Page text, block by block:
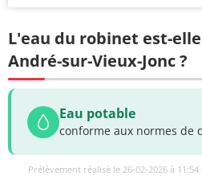
L'eau du robinet est-
André-sur-Vieux-Jonc ?
Eau potable
conforme aux normes de
Prélèvement réalisé le 26-02-2026 à 11:54